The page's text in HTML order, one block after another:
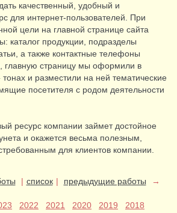
качественный, удобный и
для интернет-пользователей. При
цели на главной странице сайта
каталог продукции, подразделы
а также контактные телефоны
главную страницу мы оформили в
и разместили на ней тематические
посетителя с родом деятельности
ресурс компании займет достойное
и окажется весьма полезным,
для клиентов компании.
| список | предыдущие работы →
2022 2021 2020 2019
2018